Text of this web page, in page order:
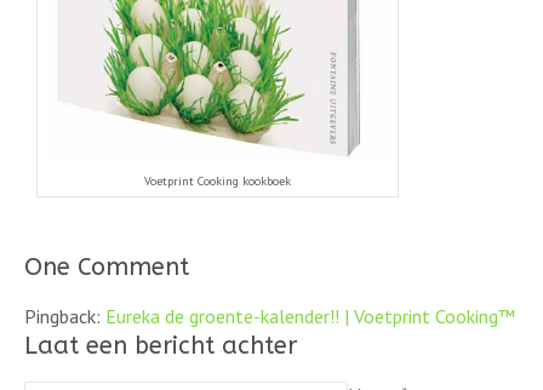
Voetprint Cooking kookboek
One Comment
Pingback: Eureka de groente-kalender!! | Voetprint Cooking™
Laat een bericht achter